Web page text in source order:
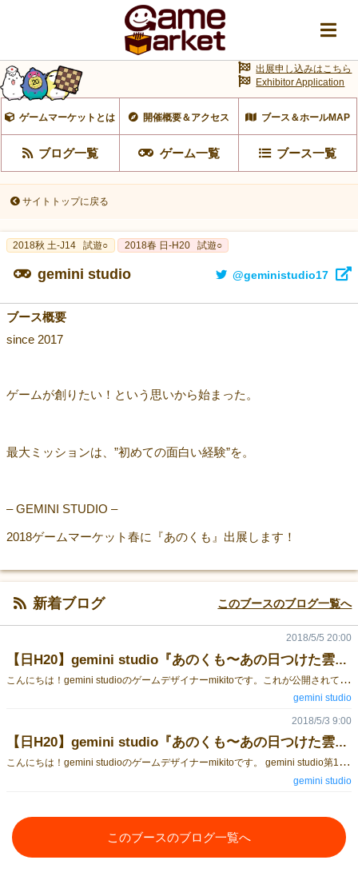
ゲームマーケットとは 開催概要＆アクセス ブース＆ホールMAP
ブログ一覧 ゲーム一覧 ブース一覧
出展申し込みはこちら
Exhibitor Application
サイトトップに戻る
2018秋 土-J14 試遊○ 2018春 日-H20 試遊○
gemini studio @geministudio17
ブース概要
since 2017
ゲームが創りたい！という思いから始まった。
最大ミッションは、”初めての面白い経験”を。
– GEMINI STUDIO –
2018ゲームマーケット春に『あのくも』出展します！
新着ブログ このブースのブログ一覧へ
【日H20】gemini studio『あのくも〜あの日つけた雲の名前を僕たちはまだ知らない〜』メイキング02
こ
んにちは！gemini studioのゲームデザイナーmikitoです。これが公開されている頃は、僕は夜行バスに乗る手前か夜行バスの中でしょうか。 まずはじめにホットな画像が手元に届いたのでお届けします。これは、相方ハセガワさんが箱詰め終わった…orzというメッセージと共に送られてきたあのくもです。明日、ゲームマーケット会場に並ぶ「あのくも」です。 あのくも 制作過程-03 実は、初期段階のあのくもの雲の部分は、このような手書きイラストでした。味があってこちらも捨てがたかったです。しかしながら、やはり実際の雲のほうが本物を味わえると考えて、今の雲の形になりました。 あのくも 制作過程-04 『あのくも〜あの日つけた雲の名前を僕たちはまだ知らない〜』の『〜あの日つけた雲の名前を僕たちはまだ知らない〜』について。タイトルを何十個も出し合っている過程で突如として電撃が走ったサブタイトル。ゲーム内容ともマッチしていて、このサブタイトルはもう行くしかないと意見が合致しました。ちなみにあの花は大好きです。 ここまで読んで頂きありがとうございます！ 最後に小話。私の中では、あのくもはあのくも1.0だと思っています。植物のように成長していく予定です。仮にあのくも1.0を大事にしてださり持ち続けてくださる方は1.0以降のバージョンアップ時に良いことがあるかもしれません。ちなみに相方、ハセガワさんに内緒にしておいてくださいね！！！何故なら言ってないからです！会場でバラさないこと！！！知られたら僕が怒られて、コシヒカリを担ぐ刑に罰せられます。 会場であなたとお会い出来ること楽しみにしております。そして、あなたの手元にあのくもが届くと嬉しいです。 gemini studioは、小さな制作チームですが、どうぞ宜しくお願いしますm(_ _)m
2018/5/5 20:00
gemini studio
【日H20】gemini studio『あのくも〜あの日つけた雲の名前を僕たちはまだ知らない〜』メイキング01
こ
んにちは！gemini studioのゲームデザイナーmikitoです。 gemini studio第1作品『あのくも』について話していきたいと思います。 gemini studio 特徴 その前に僕たちの制作チームの特徴をお伝えできたらと思います。僕たちはゲームを作っていく上で、分かりやすくシンプルであり、ゲームをプレイしたことない人が楽しめるものを作れたらと思いました。僕たちは、まだまだボードゲーム初心者です。しかしながら、僕たちはボードゲームの魅力に惹かれました。そして、まだプレイしたことない人たちに知って欲しい！この感覚を体験してほしい！と思い、上記の方針に至りました。 あのくも 制作過程-01 あのくもが出来る前に様々なアイディアが飛び交いました。あのくもの初期段階は、しりとりと深いつながりがありました。自由な形を持つ雲としりとりを掛け合わせることにより、より自由な発想が生まれるのではないかと考えました。どういうことかというと、しりとり単体だとその人の知識で終わってしまいます。見る人によって形を変える雲を加えることにより、知識でない部分を補えるのではないかと考えました。 その為、初期段階タイトルは「え（絵）？！しりとり！？」、「くもしりとり」、「らくがきしりとり」等が出てきました。 ゲームマーケットに出展される段階では、制限時間内に話し合った結果、しりとりの部分が無くなりました。その代わり、自由な発想・想像という部分が大きくなりました。 あのくも 制作過程-02 自由な発想、自由な発想と言っているならゲームルール以外にもパッケージ、僕たち自身から自由な発想じゃないといけないと考えました。飾って貰いたいボードゲーム、飾りたくなるボードゲームを考えてクラフトレターケースを採用しました。会場でゲットしていただいた方は、是非、あなたの家のベストなポジションに飾ってほしいです！ 続く・・・！？ gemini studioは、小さな制作チームですが、どうぞ宜しくお願いしますm(_ _)m
2018/5/3 9:00
gemini studio
このブースのブログ一覧へ